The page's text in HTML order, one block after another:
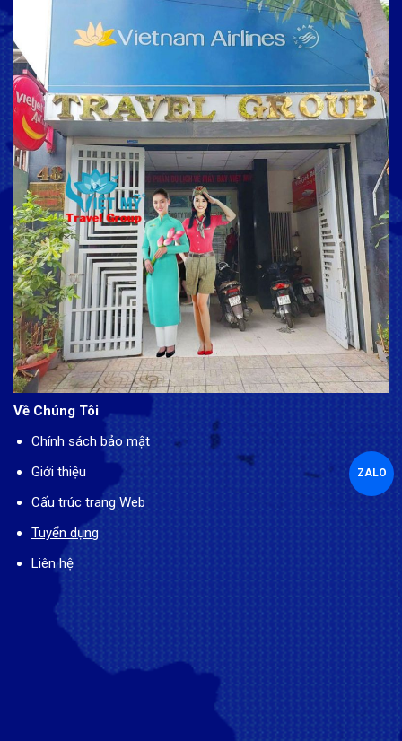
Về Chúng Tôi
Chính sách bảo mật
Giới thiệu
Cấu trúc trang Web
Tuyển dụng
Liên hệ
ZALO